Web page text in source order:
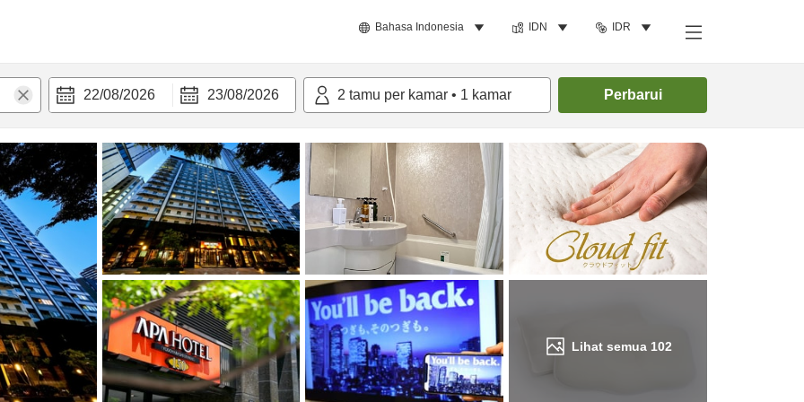
Bahasa Indonesia IDN IDR
22/08/2026 23/08/2026 2 tamu per kamar • 1 kamar Perbarui
Lihat semua 102
Cari kamar